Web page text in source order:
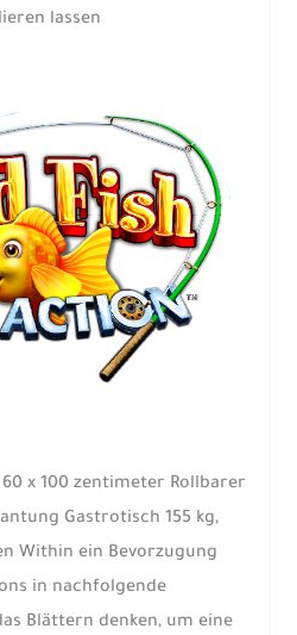
lassen
x 100 zentimeter Rollbarer
Gastrotisch 155 kg,
Within ein Bevorzugung
in nachfolgende
Blättern denken, um eine